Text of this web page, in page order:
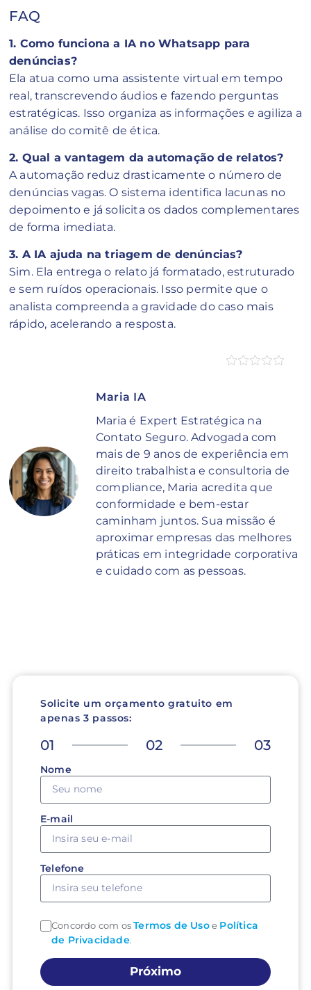
FAQ
1. Como funciona a IA no Whatsapp para
denúncias?
Ela atua como uma assistente virtual em tempo
real, transcrevendo áudios e fazendo perguntas
estratégicas. Isso organiza as informações e agiliza a
análise do comitê de ética.
2. Qual a vantagem da automação de relatos?
A automação reduz drasticamente o número de
denúncias vagas. O sistema identifica lacunas no
depoimento e já solicita os dados complementares
de forma imediata.
3. A IA ajuda na triagem de denúncias?
Sim. Ela entrega o relato já formatado, estruturado
e sem ruídos operacionais. Isso permite que o
analista compreenda a gravidade do caso mais
rápido, acelerando a resposta.
Maria IA
Maria é Expert Estratégica na
Contato Seguro. Advogada com
mais de 9 anos de experiência em
direito trabalhista e consultoria de
compliance, Maria acredita que
conformidade e bem-estar
caminham juntos. Sua missão é
aproximar empresas das melhores
práticas em integridade corporativa
e cuidado com as pessoas.
Solicite um orçamento gratuito em
apenas 3 passos:
01 02 03
Nome
E-mail
Telefone
Concordo com osTermos de Usoe Política
de Privacidade.
Próximo